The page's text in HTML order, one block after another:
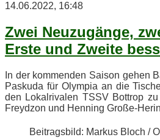
14.06.2022, 16:48
Zwei Neu­zu­gän­ge,
Ers­te und Zwei­te
In der kom­men­den Sai­son ge­hen
Pas­ku­da für Olym­pia an die
den Lo­kal­ri­va­len TSSV Bot­trop
Freyd­zon und Hen­ning Gro­ße-
Bei­trags­bild: Mar­kus Bloch /